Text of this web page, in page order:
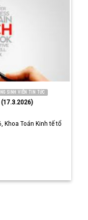
SINH VIÊN TIN TỨC
Khoa Toán Kinh tế tổ